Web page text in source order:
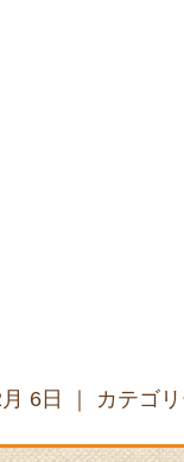
6日 ｜ カテゴ